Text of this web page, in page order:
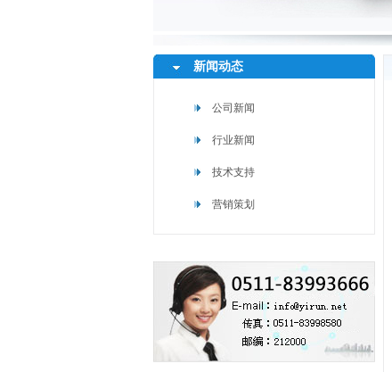
新闻动态
公司新闻
行业新闻
技术支持
营销策划